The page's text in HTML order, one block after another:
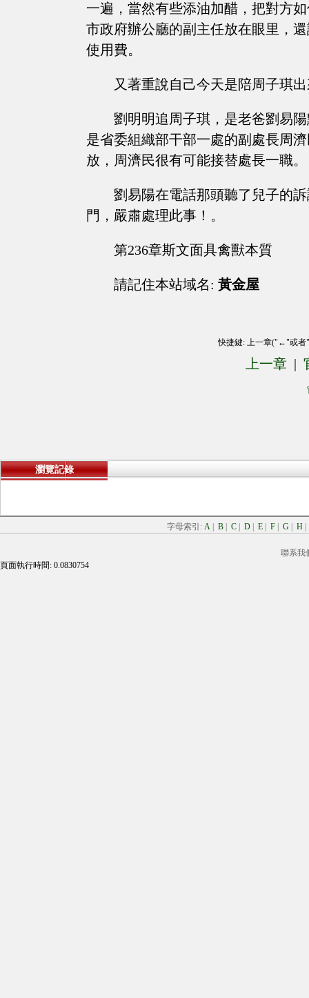
一遍，當然有些添油加醋，把對方
市政府辦公廳的副主任放在眼里，
使用費。
又著重說自己今天是陪周子琪
劉明明追周子琪，是老爸劉易
是省委組織部干部一處的副處長周
放，周濟民很有可能接替處長一職。
劉易陽在電話那頭聽了兒子的
門，嚴肅處理此事！。
第236章斯文面具禽獸本質
請記住本站域名: 黃金屋
快捷鍵: 上一章("←"或
上一章 |
瀏覽記錄
字母索引: A B C D E F G H
聯系我
頁面執行時間: 0.0830754